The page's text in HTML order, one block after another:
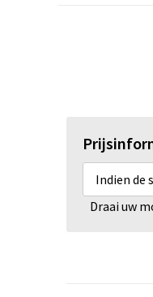
Indien de
Draai uw